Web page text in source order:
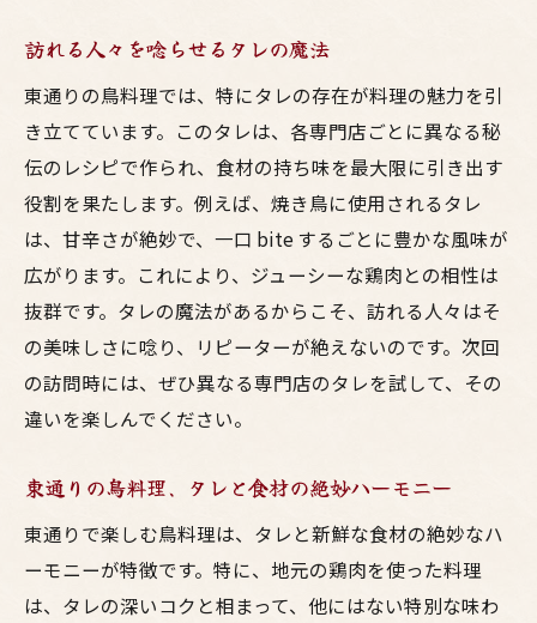
訪れる人々を唸らせるタレの魔法
東通りの鳥料理では、特にタレの存在が料理の魅力を引
き立てています。このタレは、各専門店ごとに異なる秘
伝のレシピで作られ、食材の持ち味を最大限に引き出す
役割を果たします。例えば、焼き鳥に使用されるタレ
は、甘辛さが絶妙で、一口 bite するごとに豊かな風味が
広がります。これにより、ジューシーな鶏肉との相性は
抜群です。タレの魔法があるからこそ、訪れる人々はそ
の美味しさに唸り、リピーターが絶えないのです。次回
の訪問時には、ぜひ異なる専門店のタレを試して、その
違いを楽しんでください。
東通りの鳥料理、タレと食材の絶妙ハーモニー
東通りで楽しむ鳥料理は、タレと新鮮な食材の絶妙なハ
ーモニーが特徴です。特に、地元の鶏肉を使った料理
は、タレの深いコクと相まって、他にはない特別な味わ